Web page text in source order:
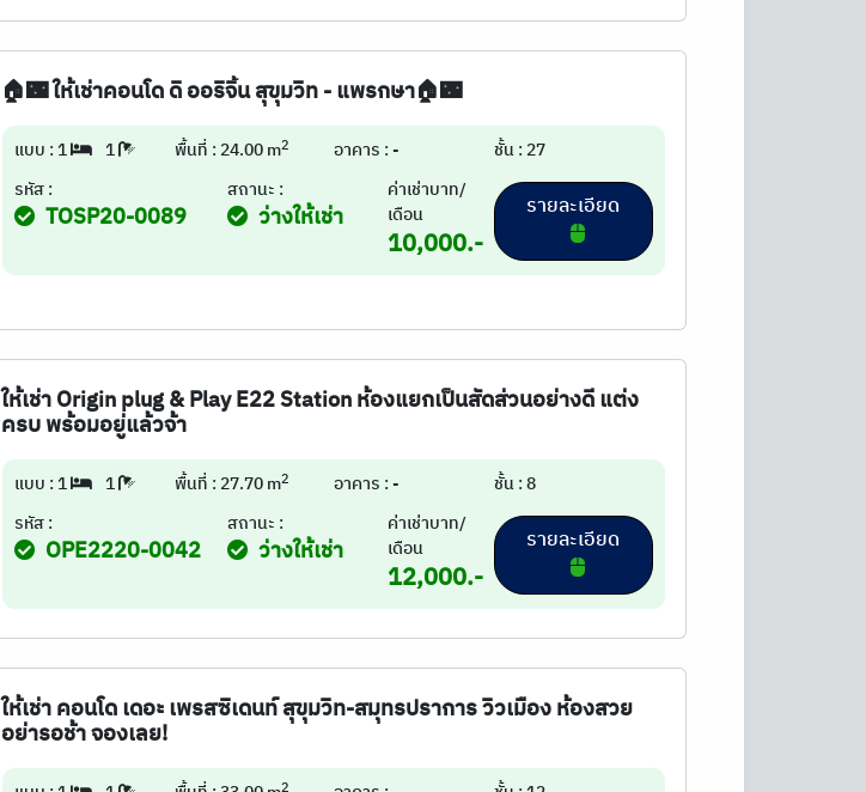
🏠🌃 ให้เช่าคอนโด ดิ ออริจิ้น สุขุมวิท - แพรกษา🏠🌃
แบบ : 1 1 พื้นที่ : 24.00 m2 อาคาร : -
ชั้น : 27
รหัส :
TOSP20-0089
สถานะ :
ว่างให้เช่า
ค่าเช่าบาท/
เดือน
10,000.-
ให้เช่า Origin plug & Play E22 Station ห้องแยกเป็นสัดส่วนอย่างดี แต่ง
ครบ พร้อมอยู่แล้วจ้า
แบบ : 1 1 พื้นที่ : 27.70 m2 อาคาร : -
ชั้น : 8
รหัส :
OPE2220-0042
สถานะ :
ว่างให้เช่า
ค่าเช่าบาท/
เดือน
12,000.-
ให้เช่า คอนโด เดอะ เพรสซิเดนท์ สุขุมวิท-สมุทรปราการ วิวเมือง ห้องสวย
อย่ารอช้า จองเลย!